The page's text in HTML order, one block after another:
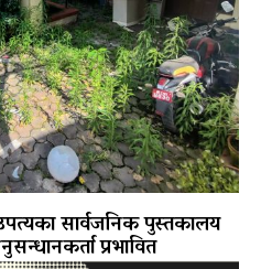
सार्वजनिक पुस्तकालय
प्रभावित